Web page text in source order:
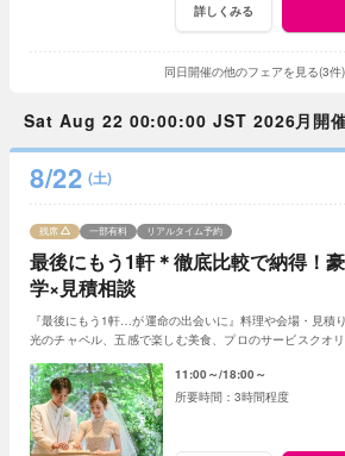
詳しくみる
同日開催の他のフェアを見る(3件)
Sat Aug 22 00:00:00 JST 2026月開
8/22 (土)
最後にもう1軒＊徹底比較で納得！
学×見積相談
残席 一部有料 リアルタイム予約
『最後にもう1軒…が運命の出会いに』料理や会場・見積
光のチャペル、五感で楽しむ美食、プロのサービスクオ
11:00～ 18:00～
3時間程度